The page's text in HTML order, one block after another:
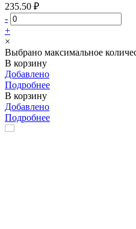
235.50 ₽
-
+
×
Выбрано максимальное
В корзину
Добавлено
Подробнее
В корзину
Добавлено
Подробнее